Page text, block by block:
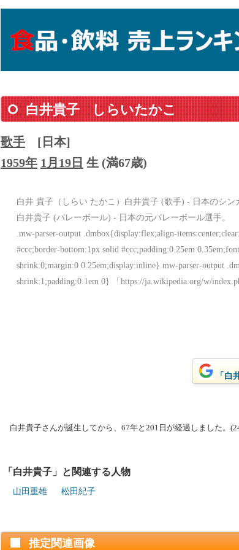
白井貴子 しらいたかこ
歌手
[日本]
1959年 1月19日 生 (満67歳)
白井 貴子（しらい たかこ）白井貴子 (歌手) - 日本のシン
白井貴子 (バレーボール) - 日本の元バレーボール選手。
.mw-parser-output .dmbox{display:flex;align-
#ccc;border-bottom:1px solid #ccc;padding:0.25em
shrink:0;margin:0 0.25em;display:inline}.mw-parser-output
shrink:1;padding:0.1em 0} 「https://ja.wikipedia.org/w/
「白
白井貴子さんが誕生してから、67年と201日が経過しました。
「白井貴子」と関連する人物
山田重雄 松田紀子
推定関連画像